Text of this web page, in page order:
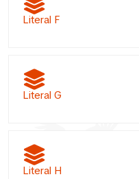
Literal F
Literal G
Literal H